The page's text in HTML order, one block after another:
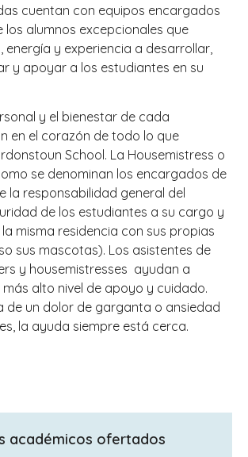
cuentan con equipos encargados
los alumnos excepcionales que
energía y experiencia a desarrollar,
y apoyar a los estudiantes en su
y el bienestar de cada
en el corazón de todo lo que
School. La Housemistress o
se denominan los encargados de
la responsabilidad general del
de los estudiantes a su cargo y
misma residencia con sus propias
sus mascotas). Los asistentes de
y housemistresses ayudan a
alto nivel de apoyo y cuidado.
de un dolor de garganta o ansiedad
la ayuda siempre está cerca.
académicos ofertados